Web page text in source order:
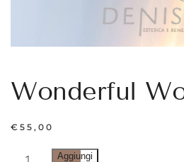
Wonderful
€ 55,00
WonderfulAggiungi